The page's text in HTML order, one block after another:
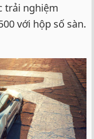
trải nghiệm
với hộp số sàn.